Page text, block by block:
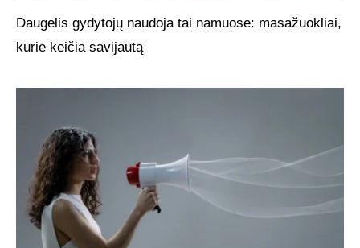
Daugelis gydytojų naudoja tai namuose: masažuokliai,
kurie keičia savijautą